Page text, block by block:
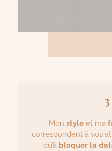
Mon styleet ma
correspondent à vos
qu’à bloquer la